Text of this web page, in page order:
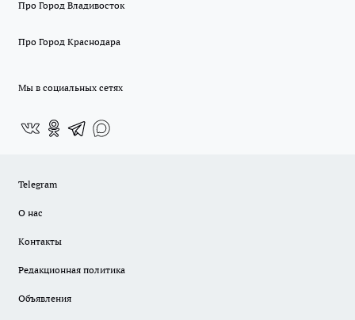
Про Город Владивосток
Про Город Краснодара
Мы в социальных сетях
Telegram
О нас
Контакты
Редакционная политика
Объявления